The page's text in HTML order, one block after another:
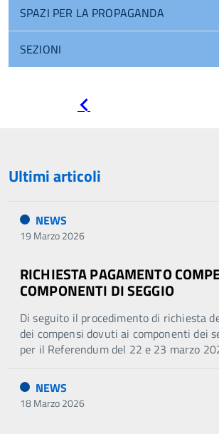
SPAZI PER LA PROPAGANDA
SEZIONI
Ultimi articoli
NEWS
19 Marzo 2026
RICHIESTA PAGAMENTO
COMPONENTI DI SEGGIO
Di seguito il procedimento di richiesta
dei compensi dovuti ai componenti dei
per il Referendum del 22 e 23 marzo
NEWS
18 Marzo 2026